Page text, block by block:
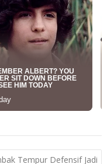
Tempur Defensif Jadi